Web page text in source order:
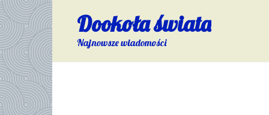
Skip
to
content
Dookoła świata
Najnowsze wiadomości